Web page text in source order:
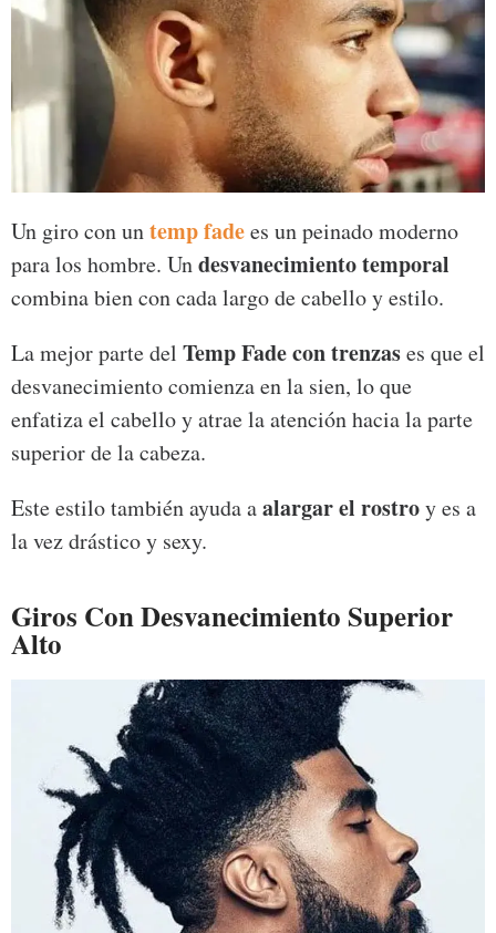
Un giro con untemp fadees un peinado moderno
para los hombre. Undesvanecimiento temporal
combina bien con cada largo de cabello y estilo.
La mejor parte del Temp Fade con trenzases que el
desvanecimiento comienza en la sien, lo que
enfatiza el cabello y atrae la atención hacia la parte
superior de la cabeza.
Este estilo también ayuda aalargar el rostroy es a
la vez drástico y sexy.
Giros Con Desvanecimiento Superior
Alto